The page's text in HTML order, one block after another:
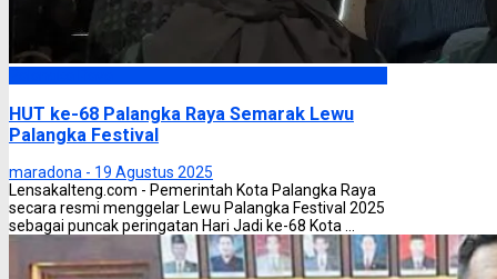
HUT ke-68 Palangka Raya Semarak Lewu
Palangka Festival
maradona - 19 Agustus 2025
Lensakalteng.com - Pemerintah Kota Palangka Raya
secara resmi menggelar Lewu Palangka Festival 2025
sebagai puncak peringatan Hari Jadi ke-68 Kota ...